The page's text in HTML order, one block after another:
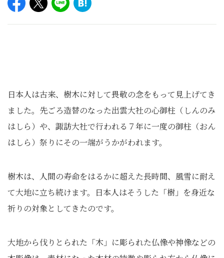
日本人は古来、樹木に対して畏敬の念をもって見上げてき
ました。先ごろ造替のなった出雲大社の心御柱（しんのみ
はしら）や、諏訪大社で行われる７年に一度の御柱（おん
はしら）祭りにその一端がうかがわれます。
樹木は、人間の寿命をはるかに超えた長時間、風雪に耐え
て大地に立ち続けます。日本人はそうした「樹」を身近な
祈りの対象としてきたのです。
大地から伐りとられた「木」に彫られた仏像や神像などの